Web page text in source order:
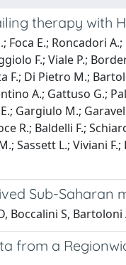
therapy with
E.; Roncadori
F.; Viale P.;
F.; Di Pietro M.;
A.; Gattuso G.;
Gargiulo M.;
Baldelli F.;
L.; Viviani F.;
Sub-Saharan
Boccalini S, Bartoloni
from a